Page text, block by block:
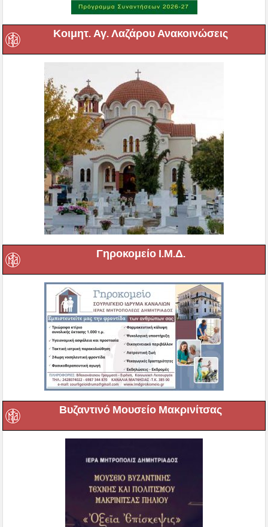
Κοιμητ. Αγ. Λαζάρου Ανακοινώσεις
Γηροκομείο Ι.Μ.Δ.
Βυζαντινό Μουσείο Μακρινίτσας